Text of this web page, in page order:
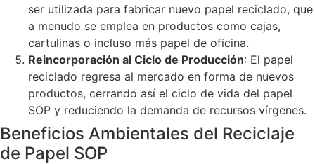
ser utilizada para fabricar nuevo papel reciclado, que
a menudo se emplea en productos como cajas,
cartulinas o incluso más papel de oficina.
Reincorporación al Ciclo de Producción: El papel
reciclado regresa al mercado en forma de nuevos
productos, cerrando así el ciclo de vida del papel
SOP y reduciendo la demanda de recursos vírgenes.
Beneficios Ambientales del Reciclaje
de Papel SOP